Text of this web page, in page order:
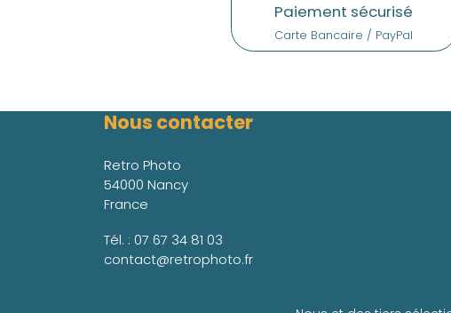
Paiement sécurisé
Carte Bancaire / PayPal
Nous contacter
Retro Photo
54000 Nancy
France
Tél. : 07 67 34 81 03
contact@retrophoto.fr